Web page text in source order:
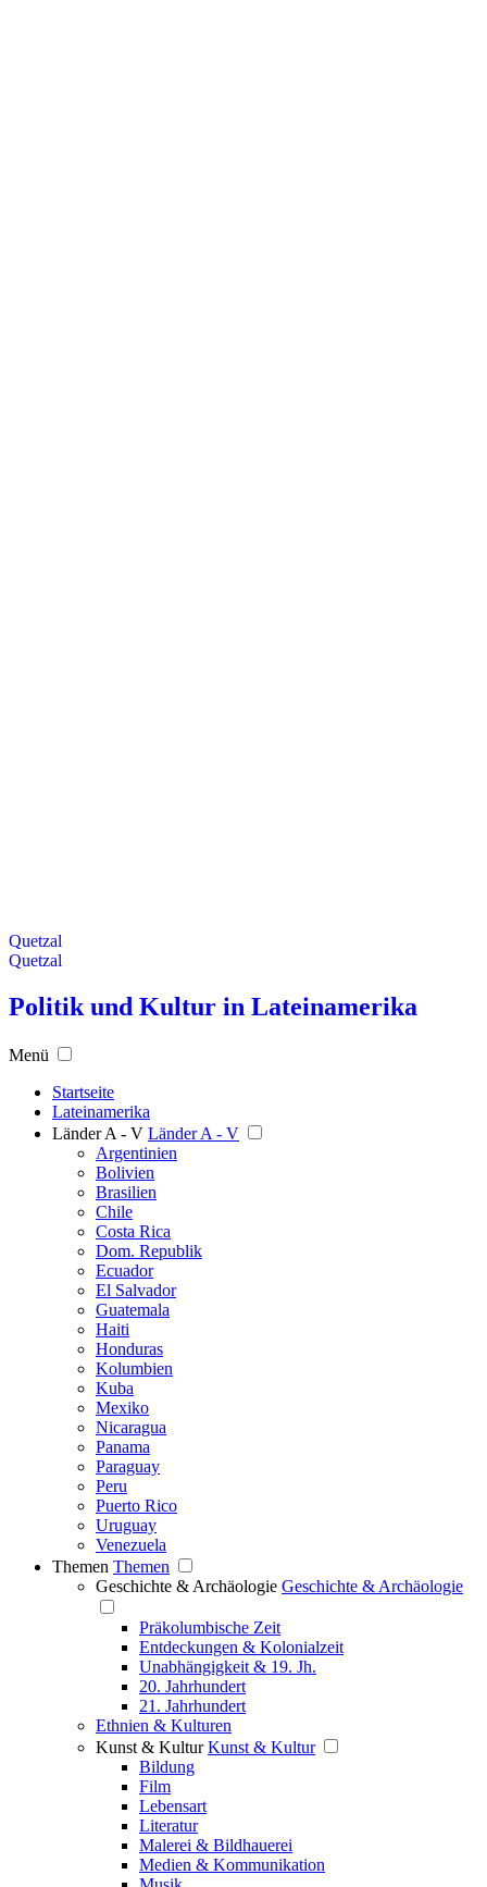
Quetzal
Quetzal
Politik und Kultur in Lateinamerika
Menü
Startseite
Lateinamerika
Länder A - V Länder A - V
Argentinien
Bolivien
Brasilien
Chile
Costa Rica
Dom. Republik
Ecuador
El Salvador
Guatemala
Haiti
Honduras
Kolumbien
Kuba
Mexiko
Nicaragua
Panama
Paraguay
Peru
Puerto Rico
Uruguay
Venezuela
Themen Themen
Geschichte & Archäologie Geschichte & Archäologie
Präkolumbische Zeit
Entdeckungen & Kolonialzeit
Unabhängigkeit & 19. Jh.
20. Jahrhundert
21. Jahrhundert
Ethnien & Kulturen
Kunst & Kultur Kunst & Kultur
Bildung
Film
Lebensart
Literatur
Malerei & Bildhauerei
Medien & Kommunikation